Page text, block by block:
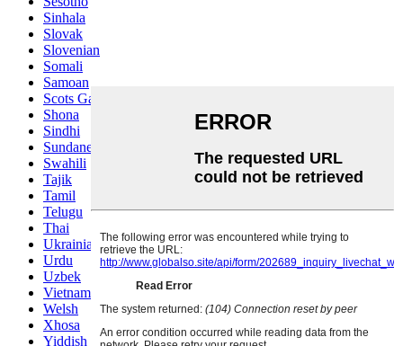
Sinhala
Slovak
Slovenian
Somali
Samoan
Scots Gaelic
Shona
Sindhi
Sundanese
Swahili
Tajik
Tamil
Telugu
Thai
Ukrainian
Urdu
Uzbek
Vietnamese
Welsh
Xhosa
Yiddish